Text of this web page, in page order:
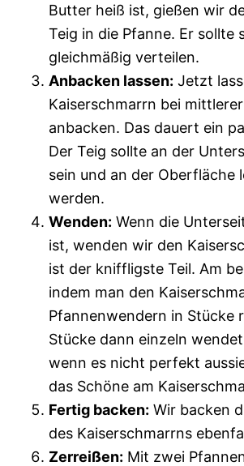
Butter heiß ist, gießen wir
Teig in die Pfanne. Er sollte
gleichmäßig verteilen.
Anbacken lassen: Jetzt
Kaiserschmarrn bei
anbacken. Das dauert ein
Der Teig sollte an der
sein und an der Oberfläche
werden.
Wenden: Wenn die
ist, wenden wir den
ist der kniffligste Teil. Am
indem man den
Pfannenwendern in Stücke
Stücke dann einzeln
wenn es nicht perfekt
das Schöne am
Fertig backen: Wir backen
des Kaiserschmarrns
Zerreißen: Mit zwei